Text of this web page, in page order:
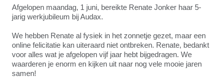
Afgelopen maandag, 1 juni, bereikte Renate Jonker haar 5-
jarig werkjubileum bij Audax.
We hebben Renate al fysiek in het zonnetje gezet, maar een
online felicitatie kan uiteraard niet ontbreken. Renate, bedankt
voor alles wat je afgelopen vijf jaar hebt bijgedragen. We
waarderen je enorm en kijken uit naar nog vele mooie jaren
samen!